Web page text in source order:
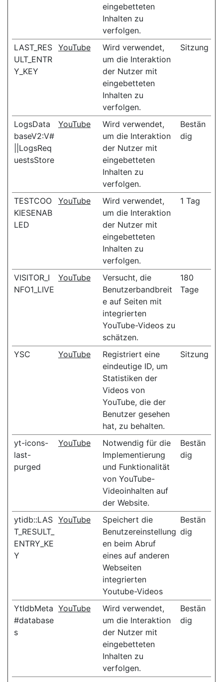
eingebetteten
Inhalten zu
verfolgen.
LAST_RES
ULT_ENTR
Y_KEY
YouTube
Wird verwendet,
um die Interaktion
der Nutzer mit
eingebetteten
Inhalten zu
verfolgen.
Sitzung
LogsData
baseV2:V#
||LogsReq
uestsStore
YouTube
Wird verwendet,
um die Interaktion
der Nutzer mit
eingebetteten
Inhalten zu
verfolgen.
Bestän
dig
TESTCOO
KIESENAB
LED
YouTube
Wird verwendet,
um die Interaktion
der Nutzer mit
eingebetteten
Inhalten zu
verfolgen.
1 Tag
VISITOR_I
NFO1_LIVE
YouTube
Versucht, die
Benutzerbandbreit
e auf Seiten mit
integrierten
YouTube-Videos zu
schätzen.
180
Tage
YSC YouTube
Registriert eine
eindeutige ID, um
Statistiken der
Videos von
YouTube, die der
Benutzer gesehen
hat, zu behalten.
Sitzung
yt-icons-
last-
purged
YouTube
Notwendig für die
Implementierung
und Funktionalität
von YouTube-
Videoinhalten auf
der Website.
Bestän
dig
ytidb::LAS
T_RESULT_
ENTRY_KE
Y
YouTube
Speichert die
Benutzereinstellung
en beim Abruf
eines auf anderen
Webseiten
integrierten
Youtube-Videos
Bestän
dig
YtIdbMeta
#database
s
YouTube
Wird verwendet,
um die Interaktion
der Nutzer mit
eingebetteten
Inhalten zu
verfolgen.
Bestän
dig